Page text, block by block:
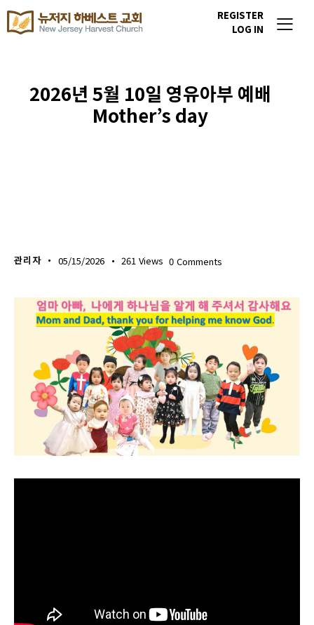
REGISTER
LOG IN
2026년 5월 10일 영유아부 예배
Mother’s day
관리자 05/15/2026 261 Views 0 Comments